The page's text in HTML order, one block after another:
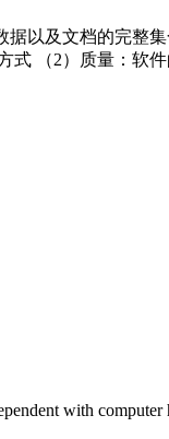
以及文档的完整
（2）质量：软
with